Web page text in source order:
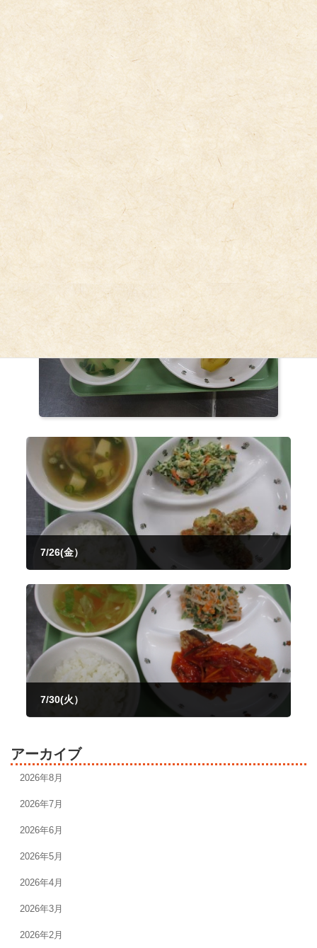
キ
ッ
プ
に
移
動
今日の給食
2024年7月29日
7/29(月）
7/26(金）
7/30(火）
アーカイブ
2026年8月
2026年7月
2026年6月
2026年5月
2026年4月
2026年3月
2026年2月